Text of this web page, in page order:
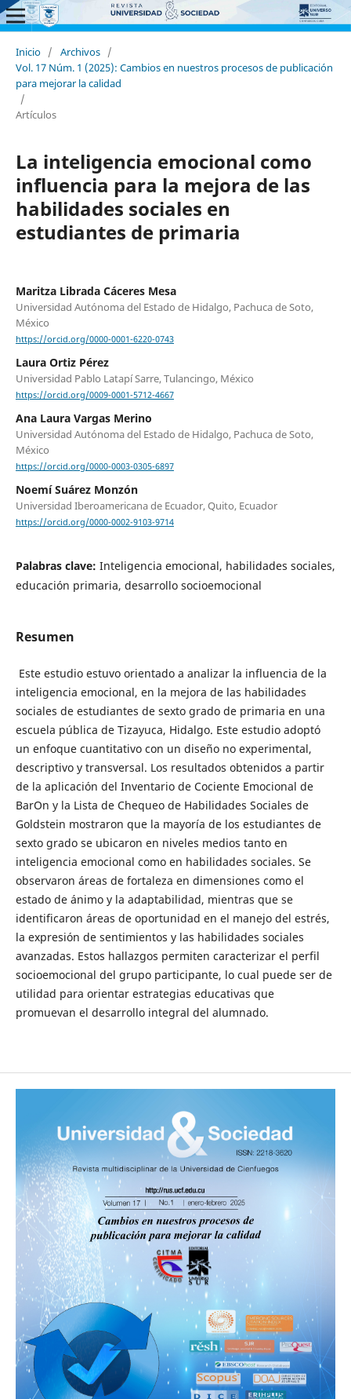
Inicio / Archivos /
Vol. 17 Núm. 1 (2025): Cambios en nuestros procesos de publicación
para mejorar la calidad
/
Artículos
La inteligencia emocional como
influencia para la mejora de las
habilidades sociales en
estudiantes de primaria
Maritza Librada Cáceres Mesa
Universidad Autónoma del Estado de Hidalgo, Pachuca de Soto,
México
https://orcid.org/0000-0001-6220-0743
Laura Ortiz Pérez
Universidad Pablo Latapí Sarre, Tulancingo, México
https://orcid.org/0009-0001-5712-4667
Ana Laura Vargas Merino
Universidad Autónoma del Estado de Hidalgo, Pachuca de Soto,
México
https://orcid.org/0000-0003-0305-6897
Noemí Suárez Monzón
Universidad Iberoamericana de Ecuador, Quito, Ecuador
https://orcid.org/0000-0002-9103-9714
Palabras clave: Inteligencia emocional, habilidades sociales,
educación primaria, desarrollo socioemocional
Resumen
Este estudio estuvo orientado a analizar la influencia de la
inteligencia emocional, en la mejora de las habilidades
sociales de estudiantes de sexto grado de primaria en una
escuela pública de Tizayuca, Hidalgo. Este estudio adoptó
un enfoque cuantitativo con un diseño no experimental,
descriptivo y transversal. Los resultados obtenidos a partir
de la aplicación del Inventario de Cociente Emocional de
BarOn y la Lista de Chequeo de Habilidades Sociales de
Goldstein mostraron que la mayoría de los estudiantes de
sexto grado se ubicaron en niveles medios tanto en
inteligencia emocional como en habilidades sociales. Se
observaron áreas de fortaleza en dimensiones como el
estado de ánimo y la adaptabilidad, mientras que se
identificaron áreas de oportunidad en el manejo del estrés,
la expresión de sentimientos y las habilidades sociales
avanzadas. Estos hallazgos permiten caracterizar el perfil
socioemocional del grupo participante, lo cual puede ser de
utilidad para orientar estrategias educativas que
promuevan el desarrollo integral del alumnado.